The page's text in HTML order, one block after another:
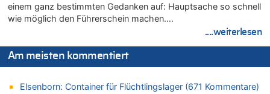
07.08.2026 - 16:38 von Joseph Meyer zu
Wasserstand des Rheins in NRW so niedrig wie noch nie
In Belgien missachten zwei von drei Autofahrern das
Tempolimit in 30er-Zonen – Untersuchung von Vias
In Belgien missachten zwei von drei Autofahrern das
einem ganz bestimmten Gedanken auf: Hauptsache so schnell
wie möglich den Führerschein machen….
....weiterlesen
Am meisten kommentiert
Elsenborn: Container für Flüchtlingslager (671 Kommentare)